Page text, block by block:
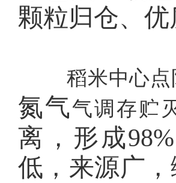
颗粒归仓、
稻米中心点
氮气气调存贮
离，形成
低，来源广